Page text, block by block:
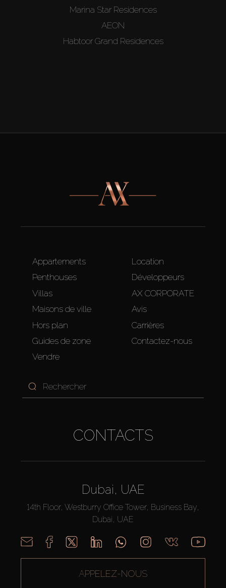
Marina Star Residences
AEON
Habtoor Grand Residences
Appartements
Penthouses
Villas
Maisons de ville
Hors plan
Guides de zone
Vendre
Location
Développeurs
AX CORPORATE
Avis
Carrières
Contactez-nous
CONTACTS
Dubai, UAE
14th Floor, Westburry Office Tower, Business Bay,
Dubai, UAE
APPELEZ-NOUS